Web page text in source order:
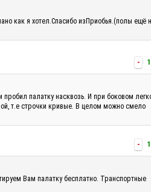
как я хотел.Спасибо изПриобья.(полы ещё
-
палатку насквозь. И при боковом
т.е строчки кривые. В целом можно смело
-
Вам палатку бесплатно. Транспортные